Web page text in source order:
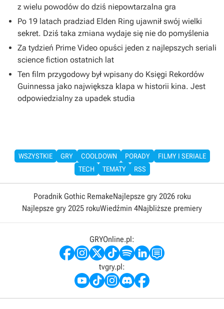
z wielu powodów do dziś niepowtarzalna gra
Po 19 latach pradziad Elden Ring ujawnił swój wielki
sekret. Dziś taka zmiana wydaje się nie do pomyślenia
Za tydzień Prime Video opuści jeden z najlepszych seriali
science fiction ostatnich lat
Ten film przygodowy był wpisany do Księgi Rekordów
Guinnessa jako największa klapa w historii kina. Jest
odpowiedzialny za upadek studia
WSZYSTKIE GRY COOLDOWN PORADY
FILMY I SERIALE
TECH
TEMATY RSS
Poradnik Gothic RemakeNajlepsze gry 2026 roku
Najlepsze gry 2025 rokuWiedźmin 4Najbliższe premiery
GRYOnline.pl:
tvgry.pl: